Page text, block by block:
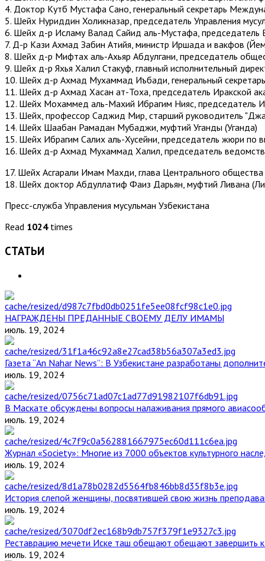
4. Доктор Кутб Мустафа Сано, генеральный секретарь
5. Шейх Нуриддин Холикназар, председатель Управления
6. Шейх д-р Исламу Валад Сайид аль-Мустафа,
7. Д-р Кази Ахмад Забин Атийя, министр Иршада и вакфов
8. Шейх д-р Мифтах аль-Ахьяр Абдулгани, председатель
9. Шейх д-р Яхья Халил Стакуф, главный исполнительный
10. Шейх д-р Ахмад Мухаммад Иъбади, генеральный
11. Шейх д-р Ахмад Хасан ат-Тоха, председатель Иракской
12. Шейх Мохаммед аль-Махий Ибрагим Нияс, председатель
13. Шейх, профессор Саджид Мир, старший руководитель
14. Шейх Шаабан Рамадан Мубаджи, муфтий Уганды (Уганда)
15. Шейх Ибрагим Салих аль-Хусейни, председатель жюри по
16. Шейх д-р Ахмад Мухаммад Халил, председатель
17. Шейх Асгарали Имам Махди, глава Центрального
18. Шейх доктор Абдуллатиф Фаиз Дарьян, муфтий Ливана
Пресс-служба Управления мусульман Узбекистана
Read 1024times
СТАТЬИ
НАГРАЖДЕНЫ ПРЕДАННЫЕ СВОЕМУ ДЕЛУ ИМАМЫ
июль. 19, 2024
Газета “An Nahar News”: В Узбекистане разработаны
июль. 19, 2024
В Маскате обсуждены вопросы налаживания прямого
июль. 19, 2024
Журнал «Society»: Многие из 7000 объектов культурного
июль. 19, 2024
История слепой женщины, посвятившей свою жизнь
июль. 19, 2024
Реставрацию мечети Иске таш обещают обещают завершить к
июль. 19, 2024